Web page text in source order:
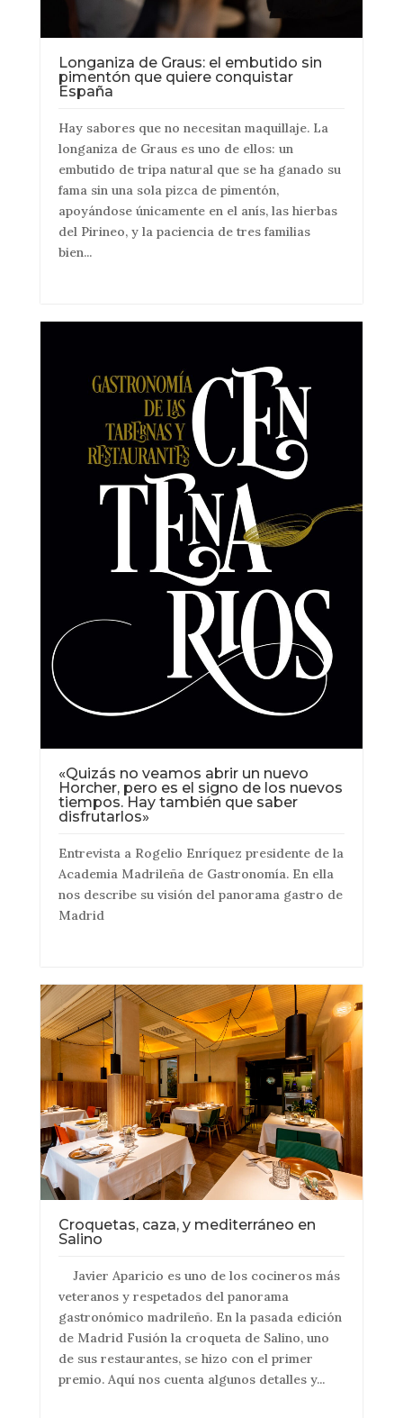
Longaniza de Graus: el embutido sin
pimentón que quiere conquistar
España
Hay sabores que no necesitan maquillaje. La
longaniza de Graus es uno de ellos: un
embutido de tripa natural que se ha ganado su
fama sin una sola pizca de pimentón,
apoyándose únicamente en el anís, las hierbas
del Pirineo, y la paciencia de tres familias
bien...
«Quizás no veamos abrir un nuevo
Horcher, pero es el signo de los nuevos
tiempos. Hay también que saber
disfrutarlos»
Entrevista a Rogelio Enríquez presidente de la
Academia Madrileña de Gastronomía. En ella
nos describe su visión del panorama gastro de
Madrid
Croquetas, caza, y mediterráneo en
Salino
Javier Aparicio es uno de los cocineros más
veteranos y respetados del panorama
gastronómico madrileño. En la pasada edición
de Madrid Fusión la croqueta de Salino, uno
de sus restaurantes, se hizo con el primer
premio. Aquí nos cuenta algunos detalles y...